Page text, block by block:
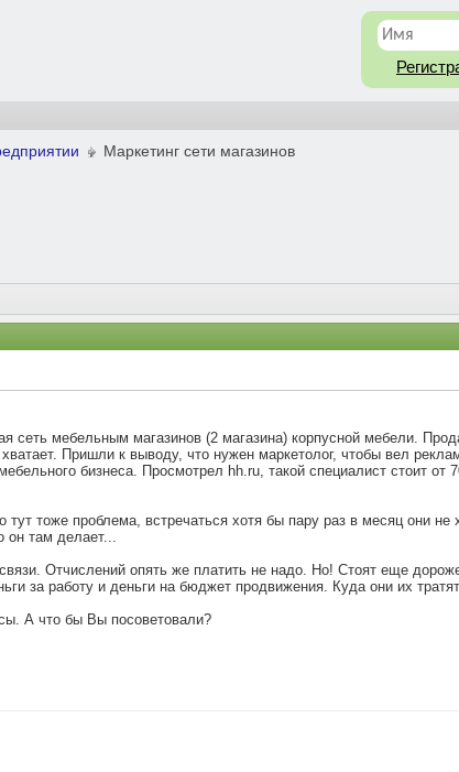
Маркетинг сети магазинов
мебельным магазинов (2 магазина) корпусной мебели.
Пришли к выводу, что нужен маркетолог, чтобы вел
бизнеса. Просмотрел hh.ru, такой специалист стоит
тоже проблема, встречаться хотя бы пару раз в месяц они не
там делает...
Отчислений опять же платить не надо. Но! Стоят еще
за работу и деньги на бюджет продвижения. Куда они их
А что бы Вы посоветовали?